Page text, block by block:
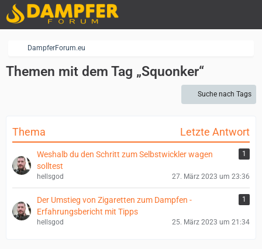
DampferForum.eu
Themen mit dem Tag „Squonker“
Suche nach Tags
Thema Letzte Antwort
Weshalb du den Schritt zum Selbstwickler wagen
solltest
1
hellsgod 27. März 2023 um 23:36
Der Umstieg von Zigaretten zum Dampfen -
Erfahrungsbericht mit Tipps
1
hellsgod 25. März 2023 um 21:34